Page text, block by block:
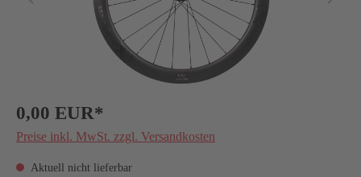
0,00 EUR*
Preise inkl. MwSt. zzgl. Versandkosten
Aktuell nicht lieferbar